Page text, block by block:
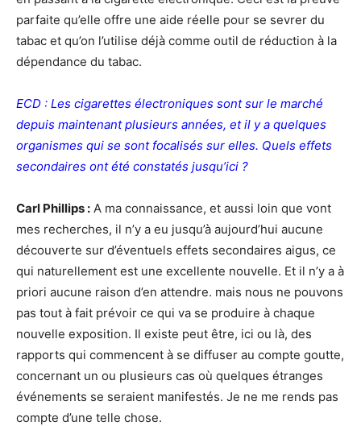
parfaite qu’elle offre une aide réelle pour se sevrer du
tabac et qu’on l’utilise déjà comme outil de réduction à la
dépendance du tabac.
ECD : Les cigarettes électroniques sont sur le marché
depuis maintenant plusieurs années, et il y a quelques
organismes qui se sont focalisés sur elles. Quels effets
secondaires ont été constatés jusqu’ici ?
Carl Phillips : A ma connaissance, et aussi loin que vont
mes recherches, il n’y a eu jusqu’à aujourd’hui aucune
découverte sur d’éventuels effets secondaires aigus, ce
qui naturellement est une excellente nouvelle. Et il n’y a à
priori aucune raison d’en attendre. mais nous ne pouvons
pas tout à fait prévoir ce qui va se produire à chaque
nouvelle exposition. Il existe peut être, ici ou là, des
rapports qui commencent à se diffuser au compte goutte,
concernant un ou plusieurs cas où quelques étranges
événements se seraient manifestés. Je ne me rends pas
compte d’une telle chose.